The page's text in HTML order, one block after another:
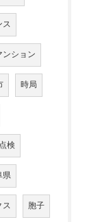
ス
ンション
時局
検
県
ス 胞子